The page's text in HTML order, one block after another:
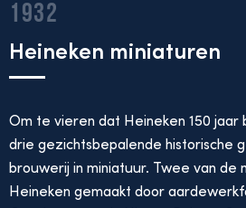
1932
Heineken miniaturen
Om te vieren dat Heineken 150 jaar
drie gezichtsbepalende historische
brouwerij in miniatuur. Twee van de
Heineken gemaakt door